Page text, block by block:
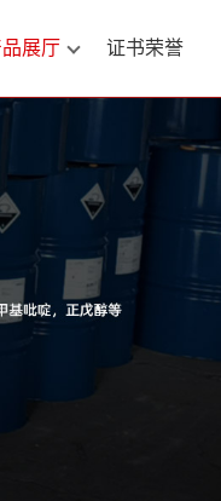
展厅 证书荣誉